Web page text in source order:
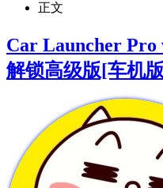
正文
Car Launcher Pro
解锁高级版[车机